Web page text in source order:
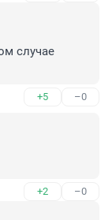
случае
+5 –0
+2 –0